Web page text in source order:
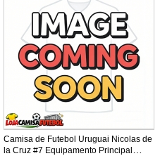
Camisa de Futebol Uruguai Nicolas de
la Cruz #7 Equipamento Principal